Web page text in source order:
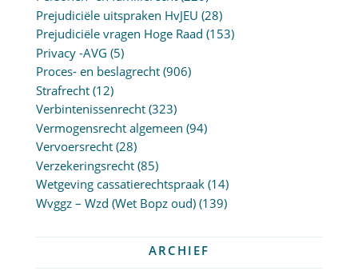
Prejudiciële uitspraken HvJEU (28)
Prejudiciële vragen Hoge Raad (153)
Privacy -AVG (5)
Proces- en beslagrecht(906)
Strafrecht(12)
Verbintenissenrecht(323)
Vermogensrecht algemeen (94)
Vervoersrecht(28)
Verzekeringsrecht(85)
Wetgeving cassatierechtspraak(14)
Wvggz – Wzd (Wet Bopz oud)(139)
ARCHIEF